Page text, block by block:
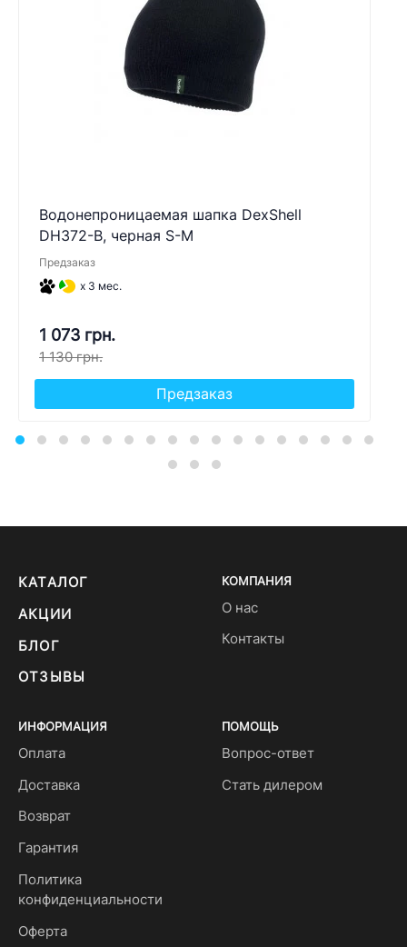
Водонепроницаемая шапка DexShell
DH372-B, черная S-M
Предзаказ
x 3 мес.
1 073 грн.
1 130 грн.
Предзаказ
КАТАЛОГ
АКЦИИ
БЛОГ
ОТЗЫВЫ
КОМПАНИЯ
О нас
Контакты
ИНФОРМАЦИЯ
Оплата
Доставка
Возврат
Гарантия
Политика
конфиденциальности
Оферта
ПОМОЩЬ
Вопрос-ответ
Стать дилером